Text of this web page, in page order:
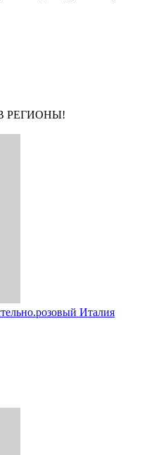
РЕГИОНЫ!
Италия